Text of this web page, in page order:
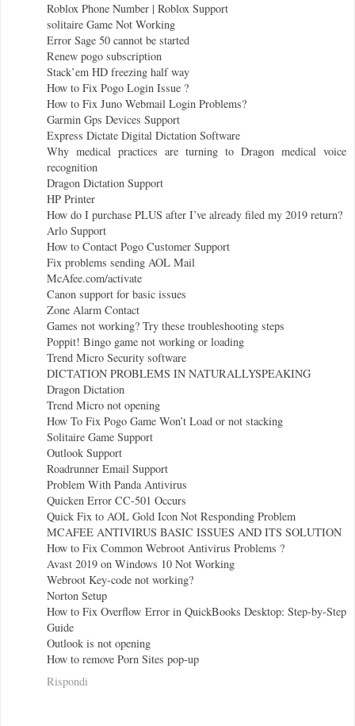
Roblox Phone Number | Roblox Support
solitaire Game Not Working
Error Sage 50 cannot be started
Renew pogo subscription
Stack’em HD freezing half way
How to Fix Pogo Login Issue ?
How to Fix Juno Webmail Login Problems?
Garmin Gps Devices Support
Express Dictate Digital Dictation Software
Why medical practices are turning to Dragon medical voice
recognition
Dragon Dictation Support
HP Printer
How do I purchase PLUS after I’ve already filed my 2019 return?
Arlo Support
How to Contact Pogo Customer Support
Fix problems sending AOL Mail
McAfee.com/activate
Canon support for basic issues
Zone Alarm Contact
Games not working? Try these troubleshooting steps
Poppit! Bingo game not working or loading
Trend Micro Security software
DICTATION PROBLEMS IN NATURALLYSPEAKING
Dragon Dictation
Trend Micro not opening
How To Fix Pogo Game Won’t Load or not stacking
Solitaire Game Support
Outlook Support
Roadrunner Email Support
Problem With Panda Antivirus
Quicken Error CC-501 Occurs
Quick Fix to AOL Gold Icon Not Responding Problem
MCAFEE ANTIVIRUS BASIC ISSUES AND ITS SOLUTION
How to Fix Common Webroot Antivirus Problems ?
Avast 2019 on Windows 10 Not Working
Webroot Key-code not working?
Norton Setup
How to Fix Overflow Error in QuickBooks Desktop: Step-by-Step
Guide
Outlook is not opening
How to remove Porn Sites pop-up
Rispondi